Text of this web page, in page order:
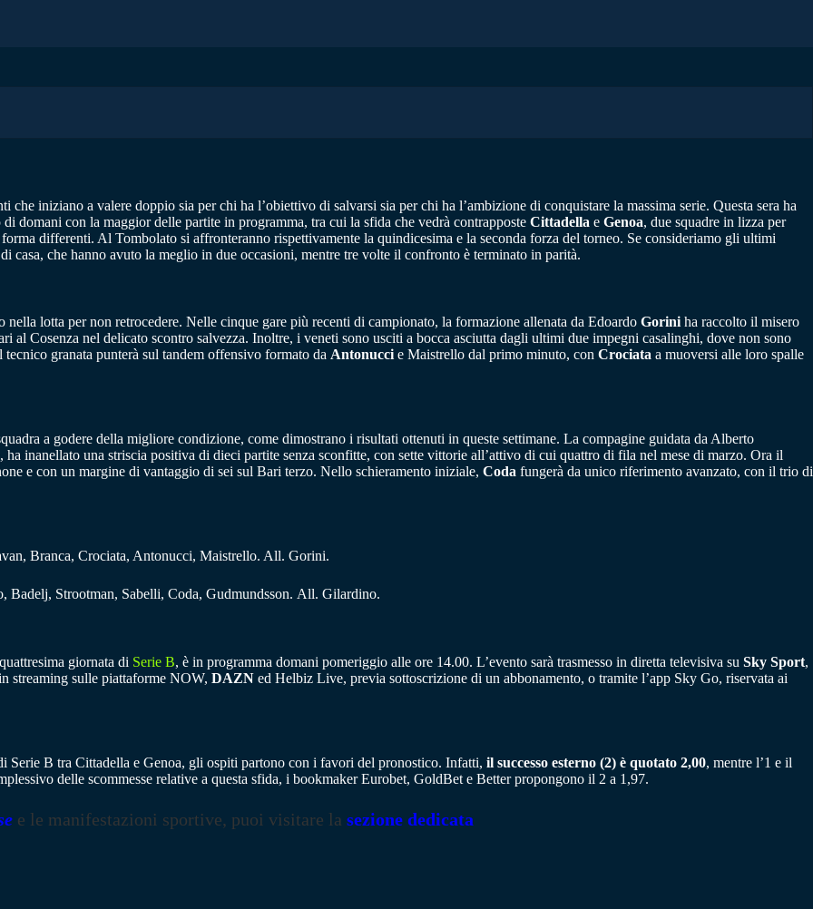
che iniziano a valere doppio sia per chi ha l’obiettivo di salvarsi sia per chi ha l’ambizione di conquistare la massima serie. Questa sera ha
domani con la maggior delle partite in programma, tra cui la sfida che vedrà contrapposte Cittadella e Genoa, due squadre in lizza per
differenti. Al Tombolato si affronteranno rispettivamente la quindicesima e la seconda forza del torneo. Se consideriamo gli ultimi
casa, che hanno avuto la meglio in due occasioni, mentre tre volte il confronto è terminato in parità.
lotta per non retrocedere. Nelle cinque gare più recenti di campionato, la formazione allenata da Edoardo Goriniha raccolto il misero
al Cosenza nel delicato scontro salvezza. Inoltre, i veneti sono usciti a bocca asciutta dagli ultimi due impegni casalinghi, dove non sono
granata punterà sul tandem offensivo formato da Antonuccie Maistrello dal primo minuto, con Crociata a muoversi alle loro spalle
a godere della migliore condizione, come dimostrano i risultati ottenuti in queste settimane. La compagine guidata da Alberto
inanellato una striscia positiva di dieci partite senza sconfitte, con sette vittorie all’attivo di cui quattro di fila nel mese di marzo. Ora il
e con un margine di vantaggio di sei sul Bari terzo. Nello schieramento iniziale, Coda fungerà da unico riferimento avanzato, con il trio di
Branca, Crociata, Antonucci, Maistrello. All. Gorini.
Strootman, Sabelli, Coda, Gudmundsson. All. Gilardino.
giornata di Serie B, è in programma domani pomeriggio alle ore 14.00. L’evento sarà trasmesso in diretta televisiva su Sky Sport,
streaming sulle piattaforme NOW, DAZN ed Helbiz Live, previa sottoscrizione di un abbonamento, o tramite l’app Sky Go, riservata ai
Serie B tra Cittadella e Genoa, gli ospiti partono con i favori del pronostico. Infatti, il successo esterno (2) è quotato 2,00, mentre l’1 e il
delle scommesse relative a questa sfida, i bookmaker Eurobet, GoldBet e Better propongono il 2 a 1,97.
e le manifestazioni sportive, puoi visitare la sezione dedicata